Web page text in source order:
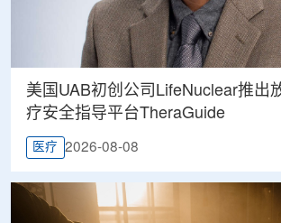
美国UAB初创公司LifeNuclear推出
疗安全指导平台TheraGuide
医疗 2026-08-08